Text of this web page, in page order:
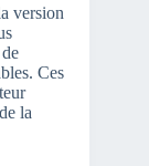
version
Ces
la